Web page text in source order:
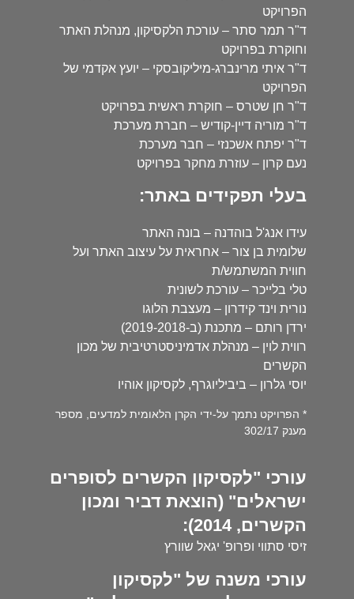
הפרויקט
ד"ר תמר סתר – עורכת הלקסיקון, מנהלת האתר
וחוקרת בפרויקט
ד"ר איתי מרינברג-מיליקובסקי – יועץ אקדמי של
הפרויקט
ד"ר חן שטרס – חוקרת ראשית בפרויקט
ד"ר מוריה דיין-קודיש – חברת מערכת
ד"ר יפתח אשכנזי – חבר מערכת
נעם קרון – עוזרת מחקר בפרויקט
בעלי תפקידים באתר:
עידו אנג'ל בוהדנה – בונה האתר
שלומית בן צור – אחראית על עיצוב האתר ועל
חווית המשתמש/ת
טלי בלייכר – עורכת לשונית
נורית וינד קידרון – מעצבת הלוגו
ירדן רותם – מתכנת (ב-2019-2018)
רווית לוין – מנהלת אדמיניסטרטיבית של מכון
הקשרים
יוסי גלרון – ביביליוגרף, לקסיקון אוהיו
* הפרויקט נתמך על-ידי הקרן הלאומית למדעים, מספר
מענק 302/17
עורכי "לקסיקון הקשרים לסופרים
ישראלים" (הוצאת דביר ומכון
הקשרים, 2014):
זיסי סתווי ופרופ' יגאל שוורץ
עורכי משנה של "לקסיקון